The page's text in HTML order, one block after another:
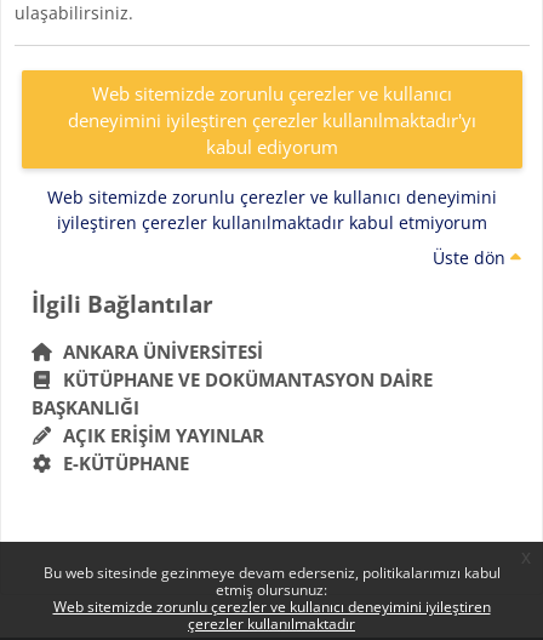
Bu web sitesinde gezinmeye devam ederseniz, politikalarımızı kabul
etmiş olursunuz:
Web sitemizde zorunlu çerezler ve kullanıcı deneyimini iyileştiren
çerezler kullanılmaktadır
ulaşabilirsiniz.
Web sitemizde zorunlu çerezler ve kullanıcı
deneyimini iyileştiren çerezler kullanılmaktadır'yı
kabul ediyorum
Web sitemizde zorunlu çerezler ve kullanıcı deneyimini
iyileştiren çerezler kullanılmaktadır kabul etmiyorum
Üste dön
Bloklar
İlgili Bağlantılar 'yı atla
İlgili Bağlantılar
ANKARA ÜNIVERSITESI
KÜTÜPHANE VE DOKÜMANTASYON DAIRE
BAŞKANLIĞI
AÇIK ERIŞIM YAYINLAR
E-KÜTÜPHANE